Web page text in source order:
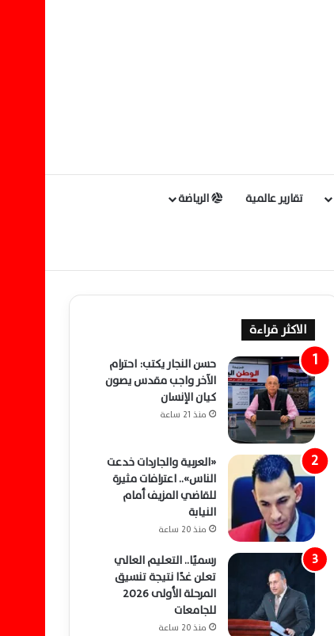
تقارير عالمية الرياضة
الاكثر قراءة
حسن النجار يكتب: احترام
الآخر واجب مقدس يصون
كيان الإنسان
منذ 21 ساعة
«العربية والجاردات خدعت
الناس».. اعترافات مثيرة
للقاضي المزيف أمام
النيابة
منذ 20 ساعة
رسميًا.. التعليم العالي
تعلن غدًا نتيجة تنسيق
المرحلة الأولى 2026
للجامعات
منذ 20 ساعة